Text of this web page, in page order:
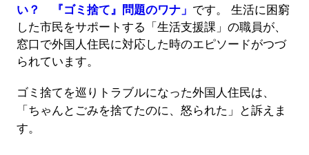
い？ 『ゴミ捨て』問題のワナ」 です。 生活に困窮
した市民をサポートする「生活支援課」の職員が、
窓口で外国人住民に対応した時のエピソードがつづ
られています。
ゴミ捨てを巡りトラブルになった外国人住民は、
「ちゃんとごみを捨てたのに、怒られた」と訴えま
す。